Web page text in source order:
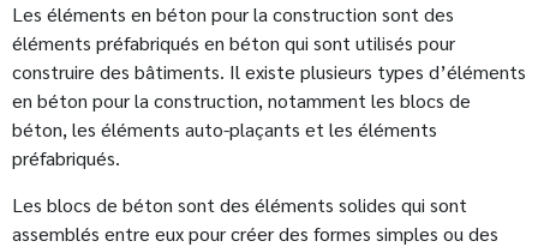
Les éléments en béton pour la construction sont des
éléments préfabriqués en béton qui sont utilisés pour
construire des bâtiments. Il existe plusieurs types d’éléments
en béton pour la construction, notamment les blocs de
béton, les éléments auto-plaçants et les éléments
préfabriqués.
Les blocs de béton sont des éléments solides qui sont
assemblés entre eux pour créer des formes simples ou des